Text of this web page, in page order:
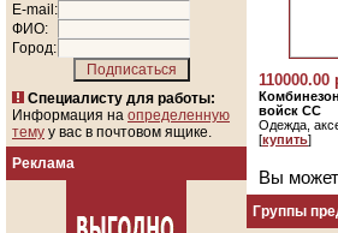
E-mail:
ФИО:
Город:
Специалисту для работы:
Информация на определенную
тему у вас в почтовом ящике.
Реклама
110000.00
войск СС
Одежда,
[купить]
Вы
Группы